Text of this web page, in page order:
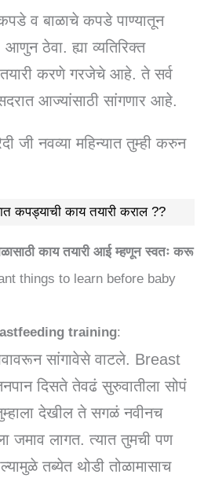
व बाळाचे कपडे पाण्यातून
आणुन ठेवा. ह्या व्यतिरिक्त
तयारी करणे गरजेचे आहे. ते सर्व
आज्यांसाठी सांगणार आहे.
जी नवव्या महिन्यात तुम्ही करुन
कपड्याची काय तयारी कराल ??
काय तयारी आई म्हणून स्वतः करू
things to learn before baby
training:
सांगावेसे वाटले. Breast
दिसते तेवढं सुरुवातीला सोपं
देखील ते सगळं नवीनच
जमाव लागत. त्यात तुमची पण
तब्येत थोडी तोळामासाच